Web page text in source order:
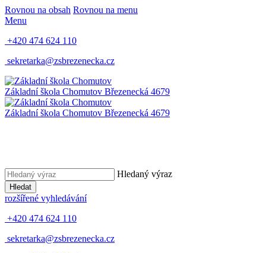
Rovnou na obsah Rovnou na menu
Menu
+420 474 624 110
sekretarka@zsbrezenecka.cz
Základní škola Chomutov Březenecká 4679
Základní škola Chomutov Březenecká 4679
Hledaný výraz
Hledat
rozšířené vyhledávání
+420 474 624 110
sekretarka@zsbrezenecka.cz